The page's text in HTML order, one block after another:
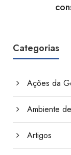
Categorias
Ações da
Ambiente
Artigos